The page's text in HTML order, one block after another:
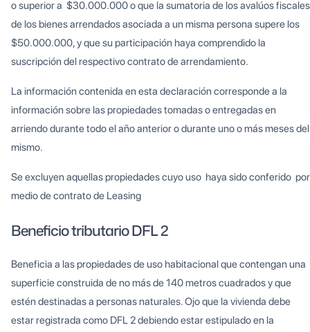
o superior a $30.000.000 o que la sumatoria de los avalúos fiscales
de los bienes arrendados asociada a un misma persona supere los
$50.000.000, y que su participación haya comprendido la
suscripción del respectivo contrato de arrendamiento.
La información contenida en esta declaración corresponde a la
información sobre las propiedades tomadas o entregadas en
arriendo durante todo el año anterior o durante uno o más meses del
mismo.
Se excluyen aquellas propiedades cuyo uso haya sido conferido por
medio de contrato de Leasing
Beneficio tributario DFL 2
Beneficia a las propiedades de uso habitacional que contengan una
superficie construida de no más de 140 metros cuadrados y que
estén destinadas a personas naturales. Ojo que la vivienda debe
estar registrada como DFL 2 debiendo estar estipulado en la